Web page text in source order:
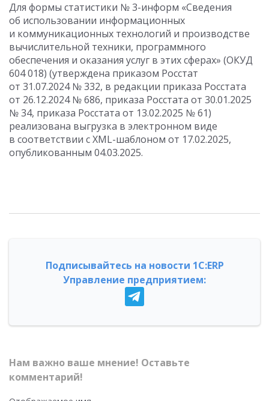
Для формы статистики № 3-информ «Сведения
об использовании информационных
и коммуникационных технологий и производстве
вычислительной техники, программного
обеспечения и оказания услуг в этих сферах» (ОКУД
604 018) (утверждена приказом Росстат
от 31.07.2024№ 332, в редакции приказа Росстата
от 26.12.2024№ 686, приказа Росстата от 30.01.2025
№ 34, приказа Росстата от 13.02.2025 № 61)
реализована выгрузка в электронном виде
в соответствии с XML-шаблоном от 17.02.2025,
опубликованным 04.03.2025.
Подписывайтесь на новости 1С:ERP
Управление предприятием:
Нам важно ваше мнение! Оставьте
комментарий!